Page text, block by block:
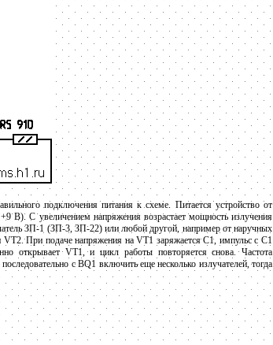
подключения питания к схеме. Питается устройство от
В). С увеличением напряжения возрастает мощность излучения
ЗП-1 (ЗП-3, ЗП-22) или любой другой, например от наручных
При подаче напряжения на VT1 заряжается С1, импульс с С1
открывает VT1, и цикл работы повторяется снова. Частота
с BQ1 включить еще несколько излучателей, тогда